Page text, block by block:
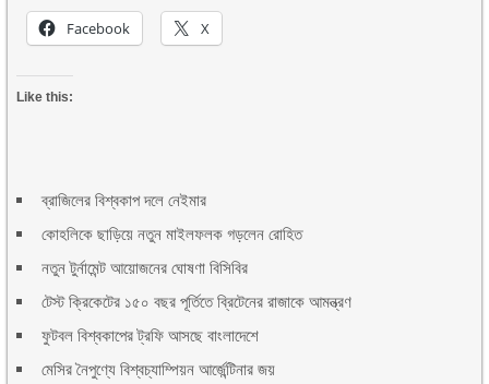
Facebook X
Like this:
ব্রাজিলের বিশ্বকাপ দলে নেইমার
কোহলিকে ছাড়িয়ে নতুন মাইলফলক গড়লেন রোহিত
নতুন টুর্নামেন্ট আয়োজনের ঘোষণা বিসিবির
টেস্ট ক্রিকেটের ১৫০ বছর পূর্তিতে ব্রিটেনের রাজাকে আমন্ত্রণ
ফুটবল বিশ্বকাপের ট্রফি আসছে বাংলাদেশে
মেসির নৈপুণ্যে বিশ্বচ্যাম্পিয়ন আর্জেন্টিনার জয়